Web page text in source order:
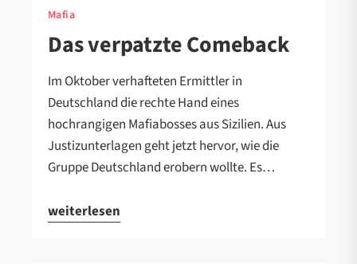
Mafia
Das verpatzte Comeback
Im Oktober verhafteten Ermittler in
Deutschland die rechte Hand eines
hochrangigen Mafiabosses aus Sizilien. Aus
Justizunterlagen geht jetzt hervor, wie die
Gruppe Deutschland erobern wollte. Es…
weiterlesen